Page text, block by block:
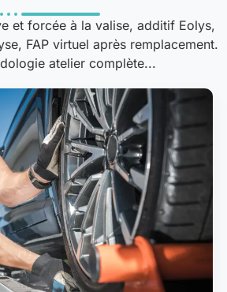
et forcée à la valise, additif Eolys,
FAP virtuel après remplacement.
atelier complète...